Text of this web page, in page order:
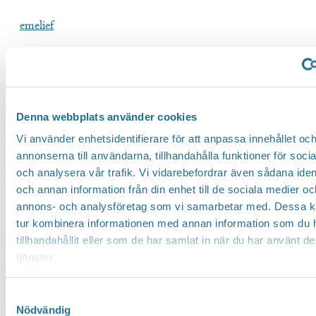
Denna webbplats använder cookies
Vi använder enhetsidentifierare för att anpassa innehållet och
annonserna till användarna, tillhandahålla funktioner för
och analysera vår trafik. Vi vidarebefordrar även sådana
och annan information från din enhet till de sociala medier
annons- och analysföretag som vi samarbetar med. Dessa
tur kombinera informationen med annan information som du
tillhandahållit eller som de har samlat in när du har använt
tjänster.
Nödvändig
emelief
Affärsrapport
2022
Läs mer »
Näringslivsrapport
2022
Läs mer »
Valberedningsförslag Tillväxt
Motala 2022